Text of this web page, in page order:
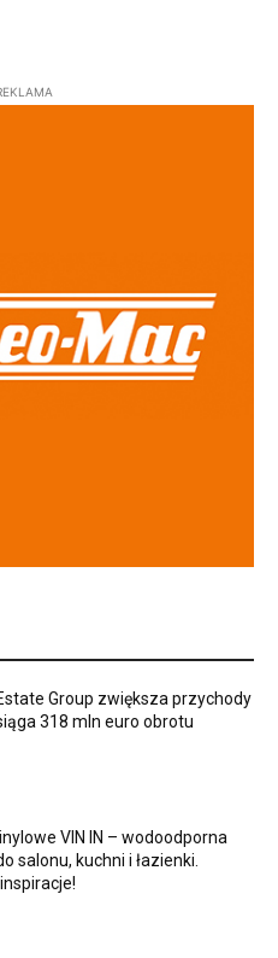
Group zwiększa przychody
318 mln euro obrotu
VIN IN – wodoodporna
salonu, kuchni i łazienki.